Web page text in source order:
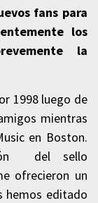
fans para
los
la
1998 luego de
mientras
en Boston.
del sello
ofrecieron un
hemos editado